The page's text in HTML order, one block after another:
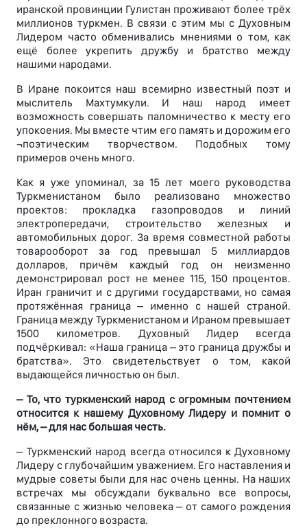
иранской провинции Гулистан проживают более трёх
миллионов туркмен. В связи с этим мы с Духовным
Лидером часто обменивались мнениями о том, как
ещё более укрепить дружбу и братство между
нашими народами.
В Иране покоится наш всемирно известный поэт и
мыслитель Махтумкули. И наш народ имеет
возможность совершать паломничество к месту его
упокоения. Мы вместе чтим его память и дорожим его
¬поэтическим творчеством. Подобных тому
примеров очень много.
Как я уже упоминал, за 15 лет моего руководства
Туркменистаном было реализовано множество
проектов: прокладка газопроводов и линий
электропередачи, строительство железных и
автомобильных дорог. За время совместной работы
товарооборот за год превышал 5 миллиардов
долларов, причём каждый год он неизменно
демонстрировал рост не менее 115, 150 процентов.
Иран граничит и с другими государствами, но самая
протяжённая граница – именно с нашей страной.
Граница между Туркменистаном и Ираном превышает
1500 километров. Духовный Лидер всегда
подчёркивал: «Наша граница – это граница дружбы и
братства». Это свидетельствует о том, какой
выдающейся личностью он был.
– То, что туркменский народ с огромным почтением
относится к нашему Духовному Лидеру и помнит о
нём, – для нас большая честь.
– Туркменский народ всегда относился к Духовному
Лидеру с глубочайшим уважением. Его наставления и
мудрые советы были для нас очень ценны. На наших
встречах мы обсуждали буквально все вопросы,
связанные с жизнью человека – от самого рождения
до преклонного возраста.